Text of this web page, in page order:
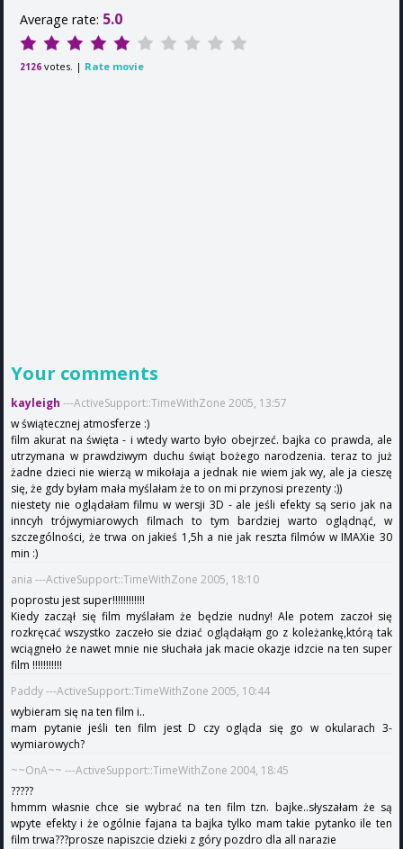
Average rate: 5.0
2126 votes. | Rate movie
Your comments
kayleigh ---ActiveSupport::TimeWithZone 2005, 13:57
w świątecznej atmosferze :)
film akurat na święta - i wtedy warto było obejrzeć. bajka co prawda, ale
utrzymana w prawdziwym duchu świąt bożego narodzenia. teraz to już
żadne dzieci nie wierzą w mikołaja a jednak nie wiem jak wy, ale ja cieszę
się, że gdy byłam mała myślałam że to on mi przynosi prezenty :))
niestety nie oglądałam filmu w wersji 3D - ale jeśli efekty są serio jak na
inncyh trójwymiarowych filmach to tym bardziej warto oglądnąć, w
szczególności, że trwa on jakieś 1,5h a nie jak reszta filmów w IMAXie 30
min :)
ania ---ActiveSupport::TimeWithZone 2005, 18:10
poprostu jest super!!!!!!!!!!!!
Kiedy zaczął się film myślałam że będzie nudny! Ale potem zaczoł się
rozkręcać wszystko zaczeło sie dziać oglądałąm go z koleżankę,którą tak
wciągneło że nawet mnie nie słuchała jak macie okazje idzcie na ten super
film !!!!!!!!!!!
Paddy ---ActiveSupport::TimeWithZone 2005, 10:44
wybieram się na ten film i..
mam pytanie jeśli ten film jest D czy ogląda się go w okularach 3-
wymiarowych?
~~OnA~~ ---ActiveSupport::TimeWithZone 2004, 18:45
?????
hmmm własnie chce sie wybrać na ten film tzn. bajke..słyszałam że są
wpyte efekty i że ogólnie fajana ta bajka tylko mam takie pytanko ile ten
film trwa???prosze napiszcie dzieki z góry pozdro dla all narazie